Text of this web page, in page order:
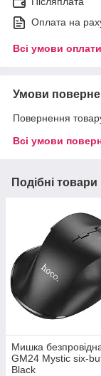
Оплата на
Всі умови оплати
Умови
Повернення
Всі умови
Подібні товари
Мишка
GM24 Mystic six-
Black